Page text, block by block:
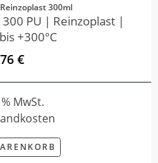
300ml
PU | Reinzoplast |
+300°C
€
MwSt.